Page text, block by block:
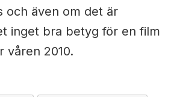
och även om det är
inget bra betyg för en film
våren 2010.